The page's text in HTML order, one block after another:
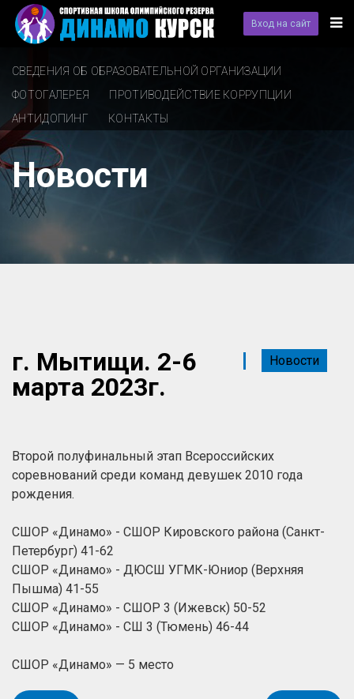
Вход на сайт
СВЕДЕНИЯ ОБ ОБРАЗОВАТЕЛЬНОЙ ОРГАНИЗАЦИИ
ФОТОГАЛЕРЕЯ
ПРОТИВОДЕЙСТВИЕ КОРРУПЦИИ
АНТИДОПИНГ
КОНТАКТЫ
Новости
г. Мытищи. 2-6
марта 2023г.
Новости
Второй полуфинальный этап Всероссийских
соревнований среди команд девушек 2010 года
рождения.
СШОР «Динамо» - СШОР Кировского района (Санкт-
Петербург) 41-62
СШОР «Динамо» - ДЮСШ УГМК-Юниор (Верхняя
Пышма) 41-55
СШОР «Динамо» - СШОР 3 (Ижевск) 50-52
СШОР «Динамо» - СШ 3 (Тюмень) 46-44
СШОР «Динамо» — 5 место